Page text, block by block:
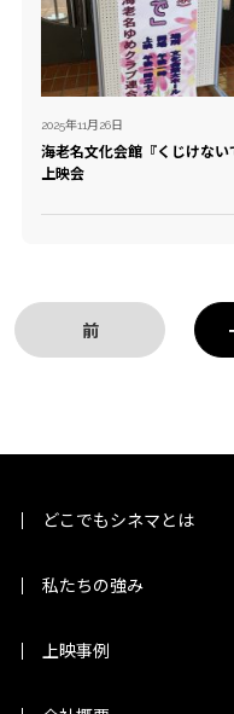
2025年11月26日
海老名文化会館『くじけない
上映会
前
どこでもシネマとは
私たちの強み
上映事例